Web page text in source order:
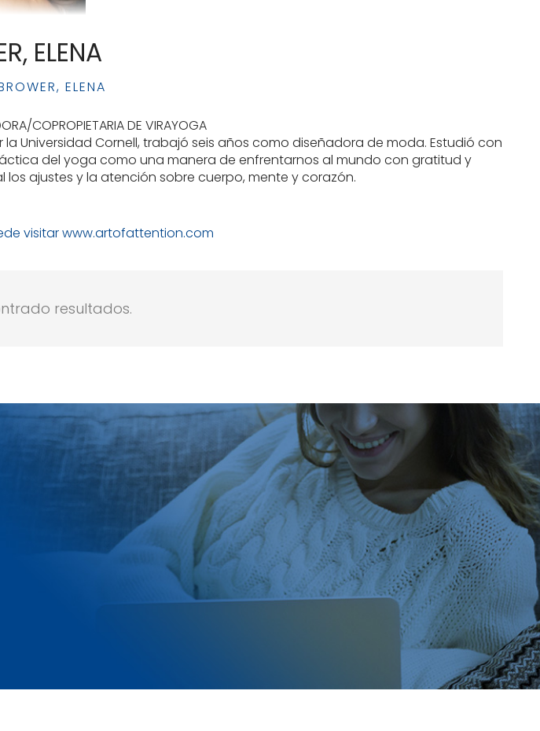
ELENA
ELENA
COPROPIETARIA DE VIRAYOGA
Universidad Cornell, trabajó seis años como diseñadora de moda. Estudió con
del yoga como una manera de enfrentarnos al mundo con gratitud y
ajustes y la atención sobre cuerpo, mente y corazón.
visitar www.artofattention.com
resultados.